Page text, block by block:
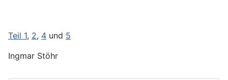
Teil 1, 2, 4 und 5
Ingmar Stöhr